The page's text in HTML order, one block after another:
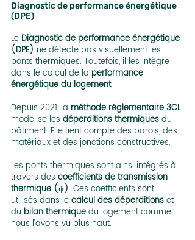
Diagnostic de performance énergétique
(DPE)
Le Diagnostic de performance énergétique
(DPE) ne détecte pas visuellement les
ponts thermiques. Toutefois, il les intègre
dans le calcul de la performance
énergétique du logement.
Depuis 2021, la méthode réglementaire 3CL
modélise les déperditions thermiques du
bâtiment. Elle tient compte des parois, des
matériaux et des jonctions constructives.
Les ponts thermiques sont ainsi intégrés à
travers des coefficients de transmission
thermique (ψ). Ces coefficients sont
utilisés dans le calcul des déperditions et
du bilan thermique du logement comme
nous l'avons vu plus haut.